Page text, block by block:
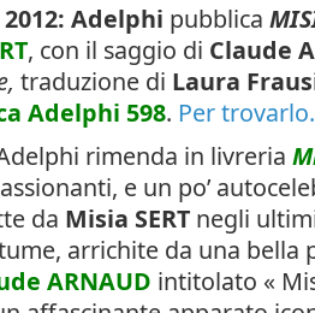
Adelphi pubblica
, con il saggio di Claude
traduzione di Laura
Adelphi 598. Per
rimenda in livreria
e un po’
da Misia SERT negli
arrichite da una bella
ARNAUD intitolato «